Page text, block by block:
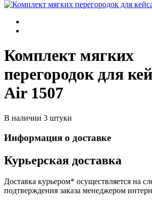
Комплект мягких
перегородок для
Air 1507
В наличии 3 штуки
Информация о доставке
Курьерская доставка
Доставка курьером* осуществляется на
подтверждения заказа менеджером